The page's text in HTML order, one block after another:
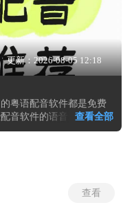
更新：2026-08-05 12:18
粤语配音软件都是免费
音软件的语音合成引擎
出九个声调并还原懒音
、童声与老年等多条独
后还附带愤怒、悲伤或
适配不同配音场景。支
方案，成品音频可导出
乐库与音效包，同时兼
快速切换。
查看全部
查看